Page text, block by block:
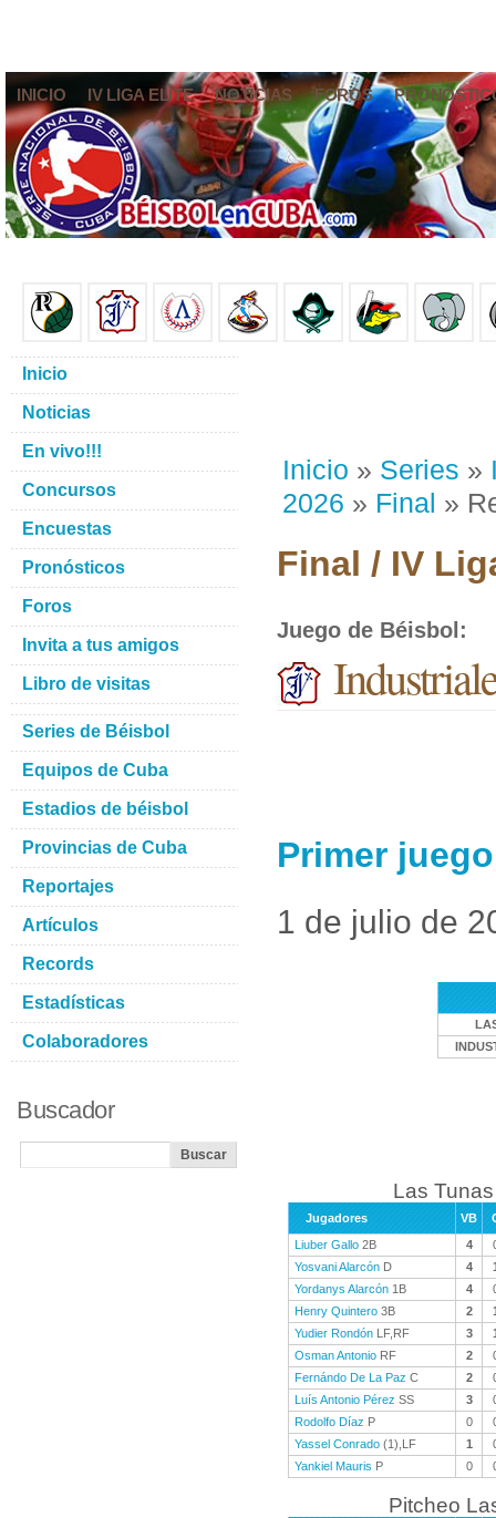
INICIO IV LIGA ELITE NOTICIAS FOROS
Inicio » Series »
2026 » Final »
Final / IV
Juego de Béisbol :
Primer
1 de julio de
Las
Jugadores VB
Liuber Gallo 2B 4
Yosvani Alarcón D 4
Yordanys Alarcón 1B 4
Henry Quintero 3B 2
Yudier Rondón LF,RF 3
Osman Antonio RF 2
Fernándo De La Paz C 2
Luís Antonio Pérez SS 3
Rodolfo Díaz P 0
Yassel Conrado (1),LF 1
Yankiel Mauris P 0
Pitcheo
Inicio
Noticias
En vivo!!!
Concursos
Encuestas
Pronósticos
Foros
Invita a tus amigos
Libro de visitas
Series de Béisbol
Equipos de Cuba
Estadios de béisbol
Provincias de Cuba
Reportajes
Artículos
Records
Estadísticas
Colaboradores
Buscador